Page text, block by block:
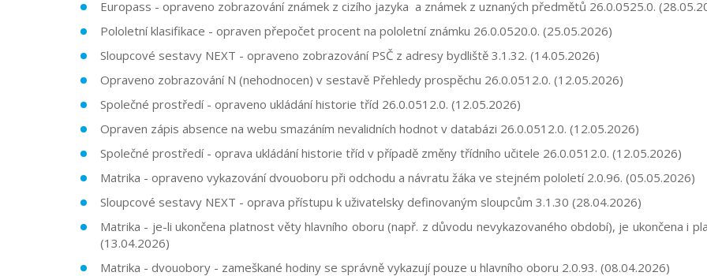
Europass - opraveno zobrazování známek z cizího jazyka a známek z uznaných předmětů 26.0.0525.0.
Pololetní klasifikace - opraven přepočet procent na pololetní známku 26.0.0520.0. (25.05.2026)
Sloupcové sestavy NEXT - opraveno zobrazování PSČ z adresy bydliště 3.1.32. (14.05.2026)
Opraveno zobrazování N (nehodnocen) v sestavě Přehledy prospěchu 26.0.0512.0. (12.05.2026)
Společné prostředí - opraveno ukládání historie tříd 26.0.0512.0. (12.05.2026)
Opraven zápis absence na webu smazáním nevalidních hodnot v databázi 26.0.0512.0. (12.05.2026)
Společné prostředí - oprava ukládání historie tříd v případě změny třídního učitele 26.0.0512.0. (12.05.2026)
Matrika - opraveno vykazování dvouoboru při odchodu a návratu žáka ve stejném pololetí 2.0.96. (05.05.2026)
Sloupcové sestavy NEXT - oprava přístupu k uživatelsky definovaným sloupcům 3.1.30 (28.04.2026)
Matrika - je-li ukončena platnost věty hlavního oboru (např. z důvodu nevykazovaného období), je ukončena i
(13.04.2026)
Matrika - dvouobory - zameškané hodiny se správně vykazují pouze u hlavního oboru 2.0.93. (08.04.2026)